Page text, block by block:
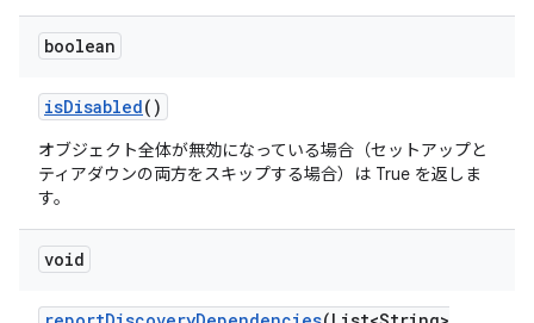
boolean
isDisabled()
オブジェクト全体が無効になっている場合（セットアップと
ティアダウンの両方をスキップする場合）は True を返しま
す。
void